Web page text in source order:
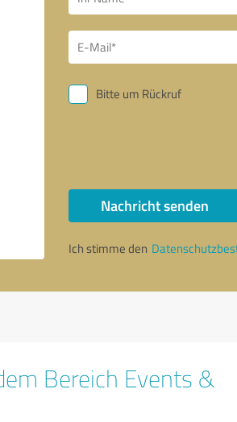
Bitte um Rückruf
Nachricht senden
Ich stimme den
Bereich Events &